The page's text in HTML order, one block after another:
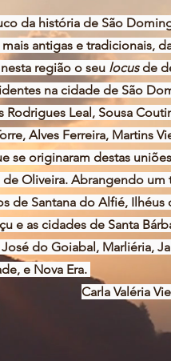
da história de São
antigas e tradicionais,
região o seu locusde
na cidade de São
Leal, Sousa
Alves Ferreira, Martins
se originaram destas
de Oliveira. Abrangendo
de Santana do Alfié, Ilhéus
e as cidades de Santa
do Goiabal, Marliéria,
e Nova Era.
Carla Valéria